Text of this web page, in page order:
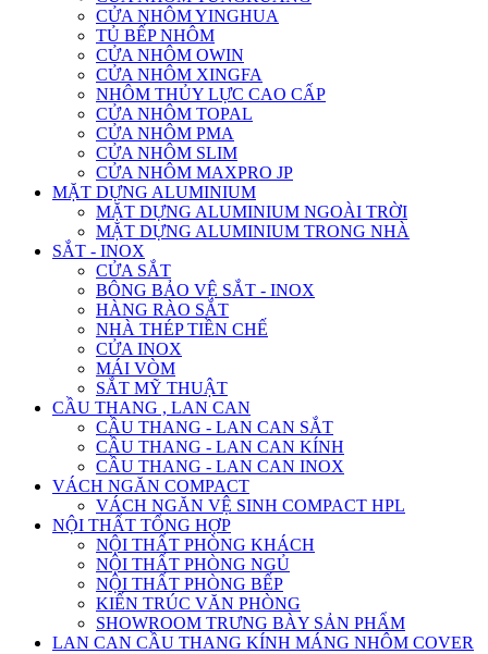
CỬA NHÔM YINGHUA
TỦ BẾP NHÔM
CỬA NHÔM OWIN
CỬA NHÔM XINGFA
NHÔM THỦY LỰC CAO CẤP
CỬA NHÔM TOPAL
CỬA NHÔM PMA
CỬA NHÔM SLIM
CỬA NHÔM MAXPRO JP
MẶT DỰNG ALUMINIUM
MẶT DỰNG ALUMINIUM NGOÀI TRỜI
MẶT DỰNG ALUMINIUM TRONG NHÀ
SẮT - INOX
CỬA SẮT
BÔNG BẢO VỆ SẮT - INOX
HÀNG RÀO SẮT
NHÀ THÉP TIỀN CHẾ
CỬA INOX
MÁI VÒM
SẮT MỸ THUẬT
CẦU THANG , LAN CAN
CẦU THANG - LAN CAN SẮT
CẦU THANG - LAN CAN KÍNH
CẦU THANG - LAN CAN INOX
VÁCH NGĂN COMPACT
VÁCH NGĂN VỆ SINH COMPACT HPL
NỘI THẤT TỔNG HỢP
NỘI THẤT PHÒNG KHÁCH
NỘI THẤT PHÒNG NGỦ
NỘI THẤT PHÒNG BẾP
KIẾN TRÚC VĂN PHÒNG
SHOWROOM TRƯNG BÀY SẢN PHẨM
LAN CAN CẦU THANG KÍNH MÁNG NHÔM COVER